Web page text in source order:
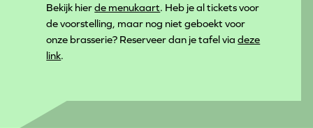
Bekijk hierde menukaart. Heb je al tickets voor
de voorstelling, maar nog niet geboekt voor
onze brasserie? Reserveer dan je tafel viadeze
link.